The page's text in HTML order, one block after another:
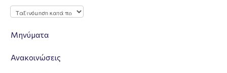
Μηνύματα
Ανακοινώσεις